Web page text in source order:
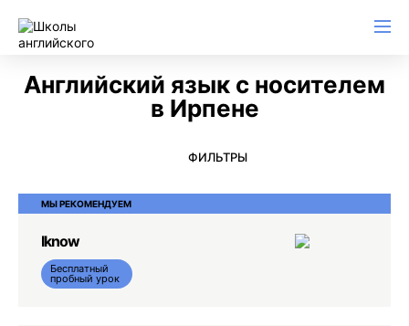
Английский язык с носителем
в Ирпене
ФИЛЬТРЫ
МЫ РЕКОМЕНДУЕМ
Iknow
Бесплатный
пробный урок